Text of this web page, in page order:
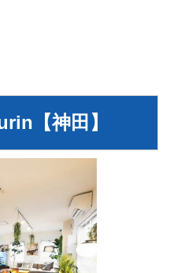
【神田】